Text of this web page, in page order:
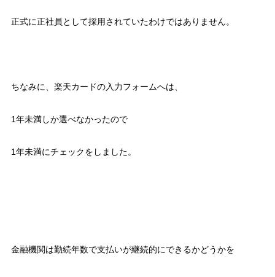
正式に正社員として採用されていたわけではありません。
ちなみに、楽天カードの入力フォームへは、
1年未満しか選べなかったので
1年未満にチェックをしました。
金融機関は勤続年数で支払いが継続的にできるかどうかを